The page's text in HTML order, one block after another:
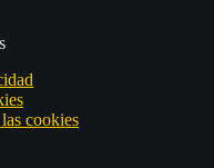
cookies